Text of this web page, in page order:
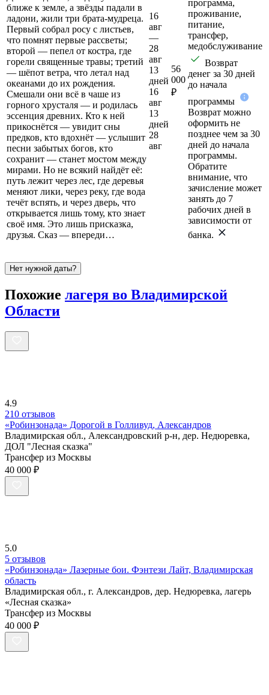
ближе к земле, а звёзды падали в
ладони, жили три брата‑мудреца.
Первый собрал росу с листьев,
что помнят первые рассветы;
второй — пепел от костра, где
горели священные травы; третий
— шёпот ветра, что летал над
океанами до их рождения.
Смешали они всё в чаше из
горного хрусталя — и родилась
эссенция древних. Кто к ней
прикоснётся — увидит сны
предков, кто вдохнёт — услышит
песни забытых богов, кто
сохранит — станет мостом между
мирами. Но не всякий найдёт её:
путь лежит через лес, где деревья
меняют лики, через реку, где вода
течёт вспять, и через дверь, что
открывается лишь тому, кто знает
своё имя. Это лишь присказка,
друзья. Сказ — впереди…
16
авг
—
28
авг
13
дней
16
авг
13
дней
28
авг
56
000
₽
программа,
проживание,
питание,
трансфер,
медобслуживание
Возврат
денег за 30 дней
до начала
программы
Возврат можно
оформить не
позднее чем за 30
дней до начала
программы.
Обратите
внимание, что
зачисление может
занять до 7
рабочих дней в
зависимости от
банка.
Нет нужной даты?
Похожие лагеря во Владимирской
Области
4.9
210 отзывов
«Робинзонада» Дорогой в Голливуд, Александров
Владимирская обл., Александровский р-н, дер. Недюревка,
ДОЛ "Лесная сказка"
Трансфер из Москвы
40 000 ₽
5.0
5 отзывов
«Робинзонада» Лазерные бои. Фэнтези Лайт, Владимирская
область
Владимирская обл., г. Александров, дер. Недюревка, лагерь
«Лесная сказка»
Трансфер из Москвы
40 000 ₽